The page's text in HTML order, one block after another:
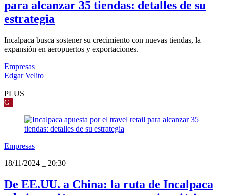
para alcanzar 35 tiendas: detalles de su
estrategia
Incalpaca busca sostener su crecimiento con nuevas tiendas, la
expansión en aeropuertos y exportaciones.
Empresas
Edgar Velito
|
PLUS
G
Empresas
18/11/2024
20:30
De EE.UU. a China: la ruta de Incalpaca